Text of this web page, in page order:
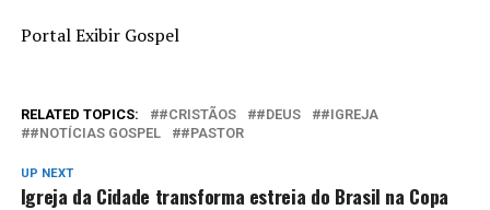
Portal Exibir Gospel
RELATED TOPICS: #CRISTÃOS #DEUS
#IGREJA
#NOTÍCIAS GOSPEL
#PASTOR
UP NEXT
Igreja da Cidade transforma estreia do Brasil na Copa